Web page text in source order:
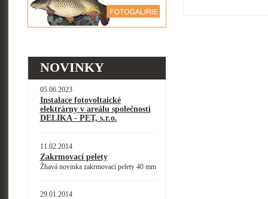
NOVINKY
05.06.2023
Instalace fotovoltaické
elektrárny v areálu společnosti
DELIKA - PET, s.r.o.
11.02.2014
Zakrmovací pelety
Žhavá novinka zakrmovací pelety 40 mm
29.01.2014